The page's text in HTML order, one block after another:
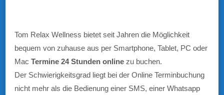
Tom Relax Wellness bietet seit Jahren die Möglichkeit
bequem von zuhause aus per Smartphone, Tablet, PC oder
Mac Termine 24 Stunden online zu buchen.
Der Schwierigkeitsgrad liegt bei der Online Terminbuchung
nicht mehr als die Bedienung einer SMS, einer Whatsapp